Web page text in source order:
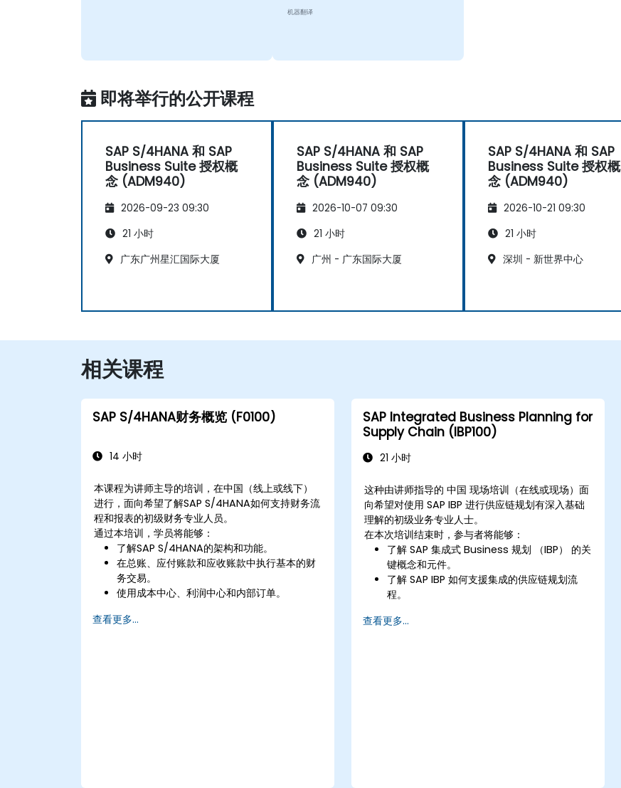
机器翻译
即将举行的公开课程
SAP S/4HANA 和 SAP
Business Suite 授权概
念 (ADM940)
2026-09-23 09:30
21 小时
广东广州星汇国际大厦
SAP S/4HANA 和 SAP
Business Suite 授权概
念 (ADM940)
2026-10-07 09:30
21 小时
广州 - 广东国际大厦
SAP S/4HANA 和 SAP
Business Suite 授权概
念 (ADM940)
2026-10-21 09:30
21 小时
深圳 - 新世界中心
相关课程
SAP S/4HANA财务概览 (F0100)
14 小时
本课程为讲师主导的培训，在中国（线上或线下）
进行，面向希望了解SAP S/4HANA如何支持财务流
程和报表的初级财务专业人员。
通过本培训，学员将能够：
了解SAP S/4HANA的架构和功能。
在总账、应付账款和应收账款中执行基本的财
务交易。
使用成本中心、利润中心和内部订单。
在SAP S/4HANA中执行包括结账、报表和分
查看更多...
SAP Integrated Business Planning for
Supply Chain (IBP100)
21 小时
这种由讲师指导的 中国 现场培训（在线或现场）面
向希望对使用 SAP IBP 进行供应链规划有深入基础
理解的初级业务专业人士。
在本次培训结束时，参与者将能够：
了解 SAP 集成式 Business 规划 （IBP） 的关
键概念和元件。
了解 SAP IBP 如何支援集成的供应链规划流
程。
获得SAP IBP 使用者介面和工具的实践经验。
查看更多...